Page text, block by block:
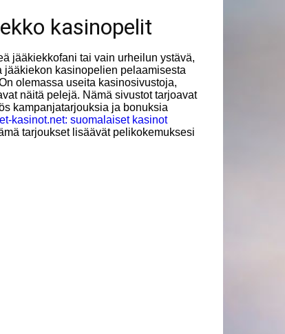
kasinopelit
jääkiekkofani tai vain urheilun ystävä,
jääkiekon kasinopelien pelaamisesta
olemassa useita kasinosivustoja,
näitä pelejä. Nämä sivustot tarjoavat
kampanjatarjouksia ja bonuksia
kasinot.net: suomalaiset kasinot
tarjoukset lisäävät pelikokemuksesi